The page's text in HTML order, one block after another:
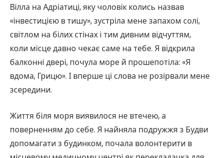
Вілла на Адріатиці, яку чоловік колись назвав
«інвестицією в тишу», зустріла мене запахом солі,
світлом на білих стінах і тим дивним відчуттям,
коли місце давно чекає саме на тебе. Я відкрила
балконні двері, почула море й прошепотіла: «Я
вдома, Грицю». І вперше ці слова не розірвали мене
зсередини.
Життя біля моря виявилося не втечею, а
поверненням до себе. Я найняла подружжя з Будви
допомагати з будинком, почала волонтерити в